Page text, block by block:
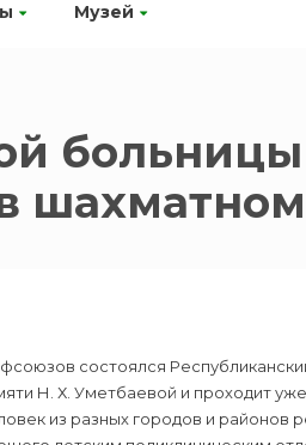
Музей
состоялся
Н. Х. Уметбаевой и проходит уже
из разных городов и районов